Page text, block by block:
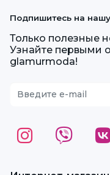
Подпишитесь на
Только полезные
Узнайте первыми
glamurmoda!